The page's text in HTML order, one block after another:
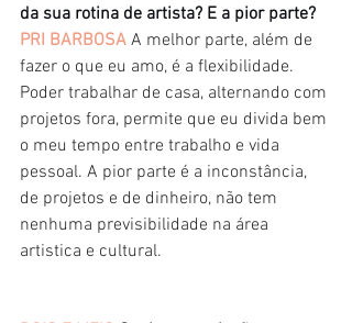
da sua rotina de artista? E a pior parte?
PRI BARBOSA A melhor parte, além de
fazer o que eu amo, é a flexibilidade.
Poder trabalhar de casa, alternando com
projetos fora, permite que eu divida bem
o meu tempo entre trabalho e vida
pessoal. A pior parte é a inconstância,
de projetos e de dinheiro, não tem
nenhuma previsibilidade na área
artistica e cultural.